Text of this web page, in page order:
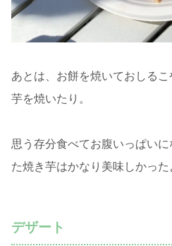
あとは、お餅を焼いておしる
芋を焼いたり。
思う存分食べてお腹いっぱい
た焼き芋はかなり美味しかった
デザート